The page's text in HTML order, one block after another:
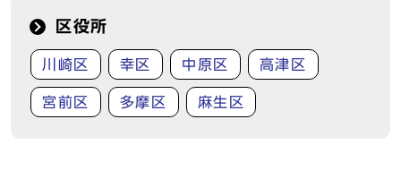
区役所
川崎区 幸区 中原区 高津区
宮前区 多摩区 麻生区